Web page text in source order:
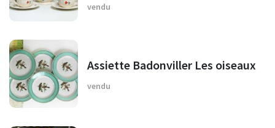
vendu
Assiette Badonviller Les oiseaux
vendu